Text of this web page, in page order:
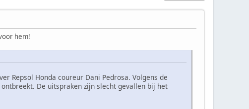
hem!
Repsol Honda coureur Dani Pedrosa. Volgens de
De uitspraken zijn slecht gevallen bij het